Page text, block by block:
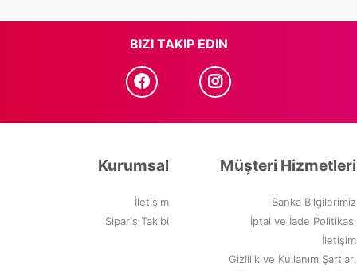
BIZI TAKIP EDIN
Kurumsal
İletişim
Sipariş Takibi
Müşteri Hizmetleri
Banka Bilgilerimiz
İptal ve İade Politikası
İletişim
Gizlilik ve Kullanım Şartları